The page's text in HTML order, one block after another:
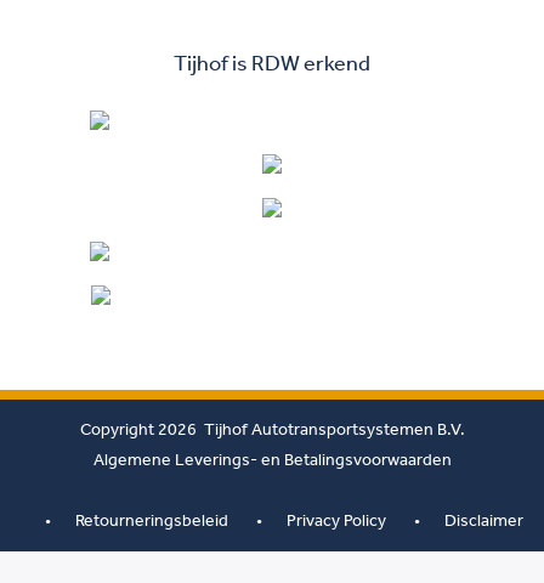
Tijhof is RDW erkend
Copyright 2026 Tijhof Autotransportsystemen B.V.
Algemene Leverings- en Betalingsvoorwaarden
Retourneringsbeleid Privacy Policy Disclaimer